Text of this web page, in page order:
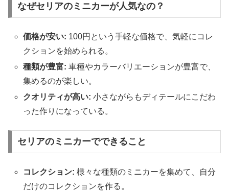
なぜセリアのミニカーが人気なの？
価格が安い: 100円という手軽な価格で、気軽にコレ
クションを始められる。
種類が豊富: 車種やカラーバリエーションが豊富で、
集めるのが楽しい。
クオリティが高い: 小さながらもディテールにこだわ
った作りになっている。
セリアのミニカーでできること
コレクション: 様々な種類のミニカーを集めて、自分
だけのコレクションを作る。